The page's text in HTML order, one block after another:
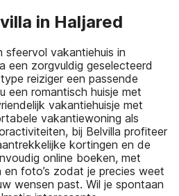
in Haljared
sfeervol vakantiehuis in
een zorgvuldig geselecteerd
reiziger een passende
een romantisch huisje met
vakantiehuisje met
vakantiewoning als
bij Belvilla profiteer
kortingen en de
online boeken, met
en foto’s zodat je precies weet
wensen past. Wil je spontaan